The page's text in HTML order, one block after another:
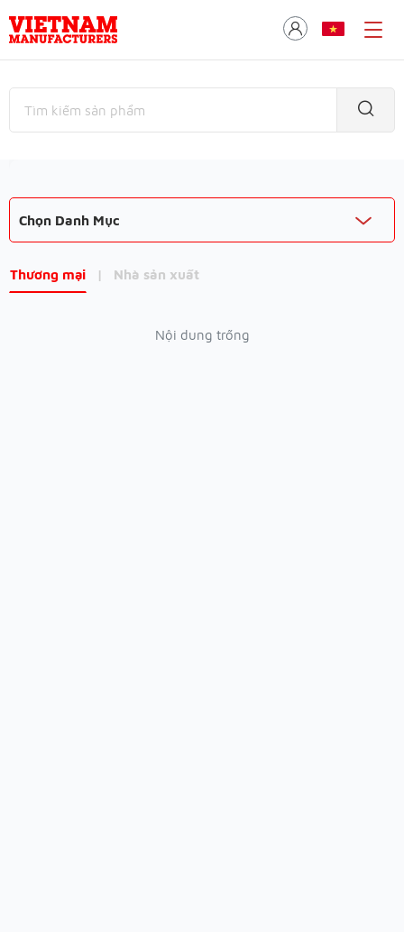
Chọn Danh Mục
Thương mại | Nhà sản xuất
Nội dung trống